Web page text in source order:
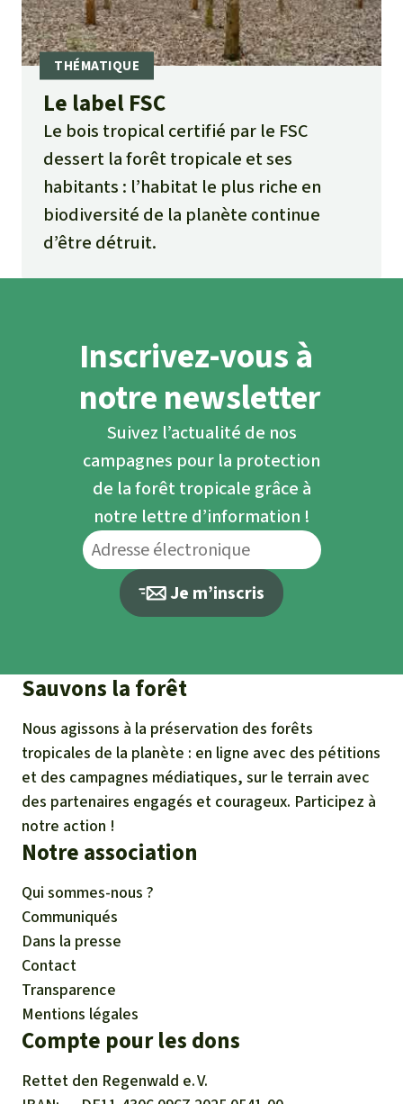
Le label FSC
Le bois tropical certifié par le FSC
dessert la forêt tropicale et ses
habitants : l’habitat le plus riche en
biodiversité de la planète continue
d’être détruit.
Inscrivez-vous à
notre newsletter
Suivez l’actualité de nos
campagnes pour la protection
de la forêt tropicale grâce à
notre lettre d’information !
Je m’inscris
Sauvons la forêt
Nous agissons à la préservation des forêts
tropicales de la planète : en ligne avec des pétitions
et des campagnes médiatiques, sur le terrain avec
des partenaires engagés et courageux. Participez à
notre action !
Notre association
Qui sommes-nous ?
Communiqués
Dans la presse
Contact
Transparence
Mentions légales
Compte pour les dons
Rettet den Regenwald e. V.